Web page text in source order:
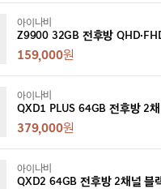
아이나비
Z9900 32GB 전후방
159,000원
아이나비
QXD1 PLUS 64GB 전후방 2
379,000원
아이나비
QXD2 64GB 전후방 2채널 블